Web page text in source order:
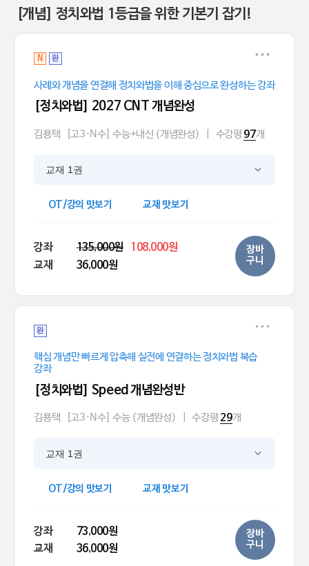
[개념] 정치와법 1등급을 위한 기본기 잡기!
N 완
사례와 개념을 연결해 정치와법을 이해 중심으로 완성하는 강좌
[정치와법] 2027 CNT 개념완성
김용택 [고3·N수] 수능+내신 (개념완성) 수강평 97개
교재 1권
OT/강의 맛보기 교재 맛보기
강좌 135,000원
108,000원
교재
36,000원
장바
구니
완
핵심 개념만 빠르게 압축해 실전에 연결하는 정치와법 복습
강좌
[정치와법] Speed 개념완성반
김용택 [고3·N수] 수능 (개념완성) 수강평 29개
교재 1권
OT/강의 맛보기 교재 맛보기
강좌
73,000원
교재
36,000원
장바
구니